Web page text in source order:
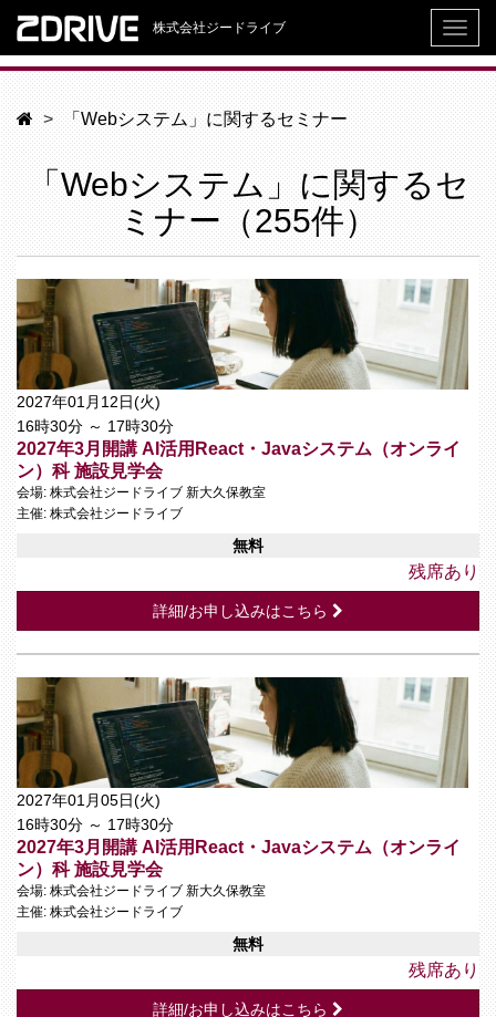
株式会社ジードライブ
「Webシステム」に関するセミナー
「Webシステム」に関するセ
ミナー（255件）
2027年01月12日(火)
16時30分 ～ 17時30分
2027年3月開講 AI活用React・Javaシステム（オンライ
ン）科 施設見学会
会場: 株式会社ジードライブ 新大久保教室
主催: 株式会社ジードライブ
無料
残席あり
詳細/お申し込みはこちら
2027年01月05日(火)
16時30分 ～ 17時30分
2027年3月開講 AI活用React・Javaシステム（オンライ
ン）科 施設見学会
会場: 株式会社ジードライブ 新大久保教室
主催: 株式会社ジードライブ
無料
残席あり
詳細/お申し込みはこちら